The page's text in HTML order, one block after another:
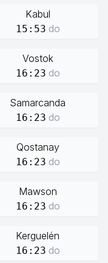
Kabul
15:53 do
Vostok
16:23 do
Samarcanda
16:23 do
Qostanay
16:23 do
Mawson
16:23 do
Kerguelén
16:23 do